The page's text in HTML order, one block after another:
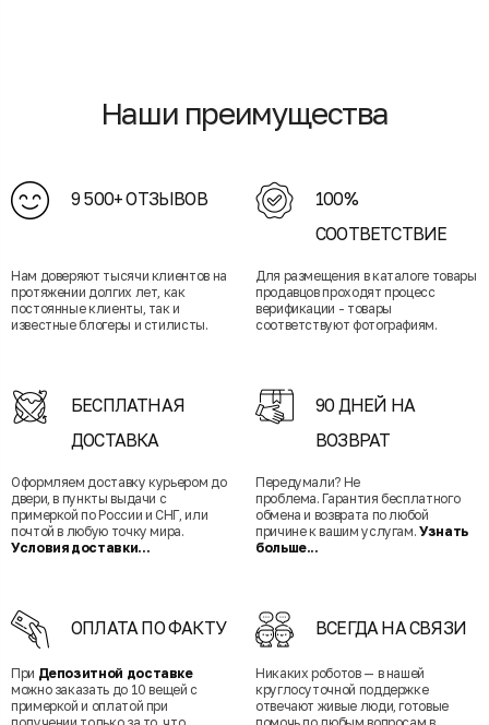
Наши преимущества
9 500+ ОТЗЫВОВ
Нам доверяют тысячи клиентов на
протяжении долгих лет, как
постоянные клиенты, так и
известные блогеры и стилисты.
100%
СООТВЕТСТВИЕ
Для размещения в каталоге товары
продавцов проходят процесс
верификации - товары
соответствуют фотографиям.
БЕСПЛАТНАЯ
ДОСТАВКА
Оформляем доставку курьером до
двери, в пункты выдачи с
примеркой по России и СНГ, или
почтой в любую точку мира.
Условия доставки...
90 ДНЕЙ НА
ВОЗВРАТ
Передумали? Не
проблема. Гарантия бесплатного
обмена и возврата по любой
причине к вашим услугам. Узнать
больше...
ОПЛАТА ПО ФАКТУ
При Депозитной доставке
можно заказать до 10 вещей с
примеркой и оплатой при
ВСЕГДА НА СВЯЗИ
Никаких роботов — в нашей
круглосуточной поддержке
отвечают живые люди, готовые